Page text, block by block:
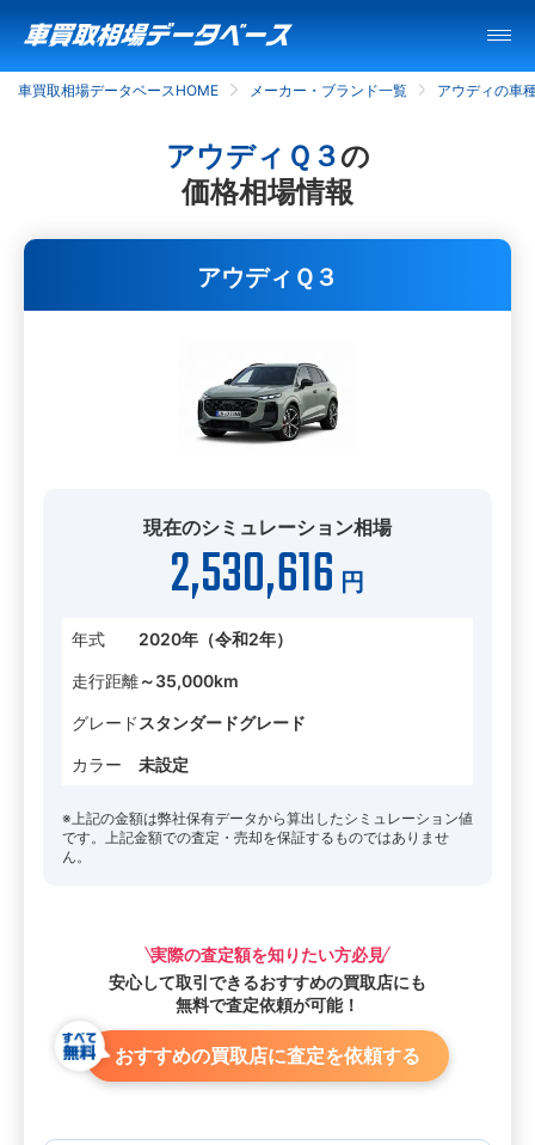
車買取相場データベースHOME メーカー・ブランド一覧 アウディの車
アウディＱ３の
価格相場情報
アウディＱ３
現在のシミュレーション相場
2,530,616 円
年式 2020年（令和2年）
走行距離～35,000km
グレード スタンダードグレード
カラー 未設定
※上記の金額は弊社保有データから算出したシミュレーション値
です。上記金額での査定・売却を保証するものではありませ
ん。
実際の査定額を知りたい方必見
安心して取引できるおすすめの買取店にも
無料で査定依頼が可能！
おすすめの買取店に査定を依頼する